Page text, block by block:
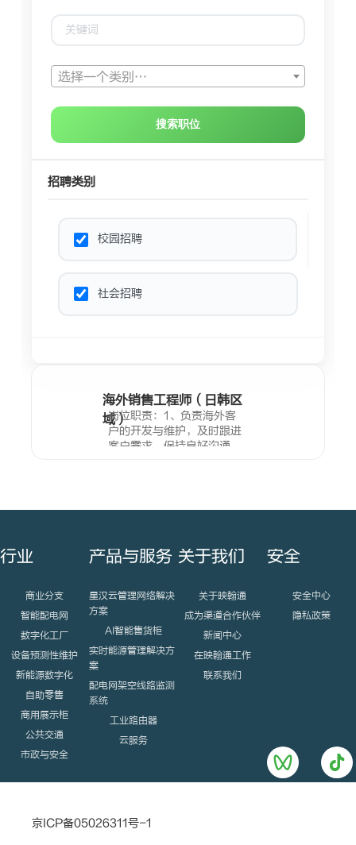
选择一个类别…
校园招聘
社会招聘
海外销售工程师（日韩区
域）
岗位职责：1、负责海外客
户的开发与维护，及时跟进
客户需求，保持良好沟通，
行业
商业分支
智能配电网
数字化工厂
设备预测性维护
新能源数字化
自助零售
商用展示柜
公共交通
市政与安全
产品与服务
星汉云管理网络解决
方案
AI智能售货柜
实时能源管理解决方
案
配电网架空线路监测
系统
工业路由器
云服务
关于我们
关于映翰通
成为渠道合作伙伴
新闻中心
在映翰通工作
联系我们
安全
安全中心
隐私政策
京ICP备05026311号-1